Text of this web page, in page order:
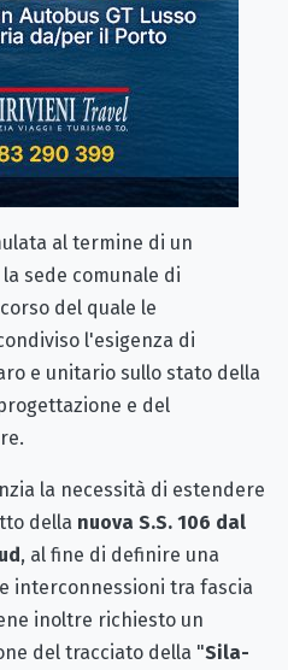
al termine di un
sede comunale di
del quale le
l'esigenza di
e unitario sullo stato della
e del
la necessità di estendere
della nuova S.S. 106 dal
, al fine di definire una
interconnessioni tra fascia
inoltre richiesto un
del tracciato della "Sila-